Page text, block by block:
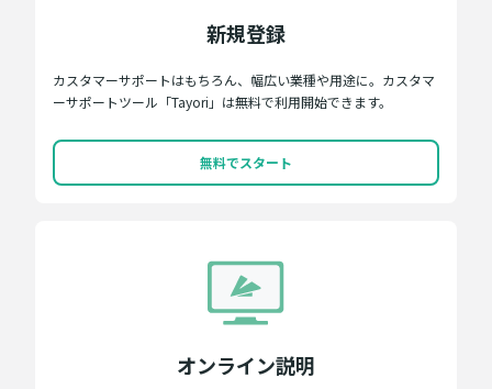
新規登録
カスタマーサポートはもちろん、幅広い業種や用途に。カスタマ
ーサポートツール「Tayori」は無料で利用開始できます。
無料でスタート
オンライン説明